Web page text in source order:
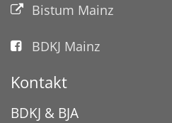
Bistum Mainz
BDKJ Mainz
Kontakt
BDKJ & BJA